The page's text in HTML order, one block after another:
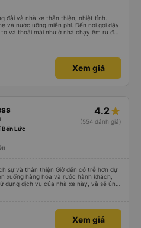
đài và nhà xe thân thiện, nhiệt tình.
và nước uống miễn phí. Đến nơi gọi dậy
và thoải mái như ở nhà chạy êm ru đến
up their lovers. If you are foreigners and
hesitate as the seats are big and
on.
Xem giá
4.2
(554 đánh giá)
Bến Lức
sự và thân thiện Giờ đến có trễ hơn dự
xuống hàng hóa và rước hành khách,
dụng dịch vụ của nhà xe này, và sẽ ủng
dịch vụ của nhà xe này
Xem giá